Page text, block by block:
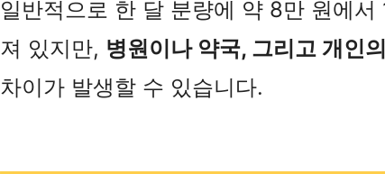
일반적으로 한 달 분량에 약 8만 원에서
져 있지만, 병원이나 약국, 그리고 개인
차이가 발생할 수 있습니다.